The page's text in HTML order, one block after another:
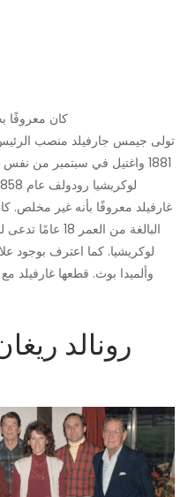
كان معروفًا
تولى جيمس جارفيلد منصب
1881 واغتيل في سبتمبر من نفس العام ، وفقًا لـ
غارفيلد معروفًا بأنه غير مخلص.
البالغة من
لوكريشيا. كما اعترف بوجود
وألميدا بوث. قطعها غارفيلد مع